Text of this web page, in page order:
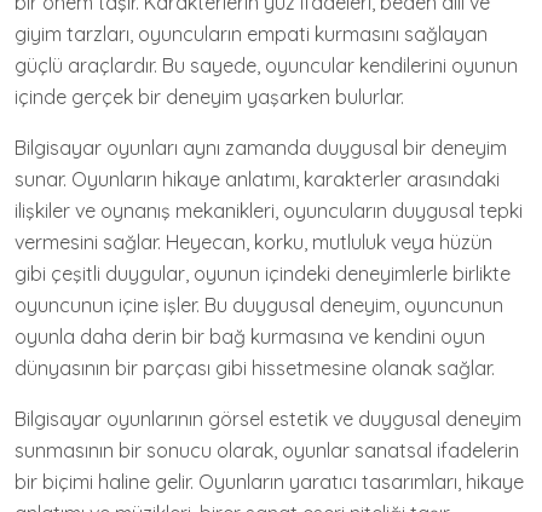
giyim tarzları, oyuncuların empati kurmasını sağlayan
güçlü araçlardır. Bu sayede, oyuncular kendilerini oyunun
içinde gerçek bir deneyim yaşarken bulurlar.
Bilgisayar oyunları aynı zamanda duygusal bir deneyim
sunar. Oyunların hikaye anlatımı, karakterler arasındaki
ilişkiler ve oynanış mekanikleri, oyuncuların duygusal tepki
vermesini sağlar. Heyecan, korku, mutluluk veya hüzün
gibi çeşitli duygular, oyunun içindeki deneyimlerle birlikte
oyuncunun içine işler. Bu duygusal deneyim, oyuncunun
oyunla daha derin bir bağ kurmasına ve kendini oyun
dünyasının bir parçası gibi hissetmesine olanak sağlar.
Bilgisayar oyunlarının görsel estetik ve duygusal deneyim
sunmasının bir sonucu olarak, oyunlar sanatsal ifadelerin
bir biçimi haline gelir. Oyunların yaratıcı tasarımları, hikaye